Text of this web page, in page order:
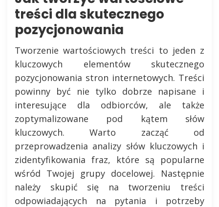
treści dla skutecznego
pozycjonowania
Tworzenie wartościowych treści to jeden z
kluczowych elementów skutecznego
pozycjonowania stron internetowych. Treści
powinny być nie tylko dobrze napisane i
interesujące dla odbiorców, ale także
zoptymalizowane pod kątem słów
kluczowych. Warto zacząć od
przeprowadzenia analizy słów kluczowych i
zidentyfikowania fraz, które są popularne
wśród Twojej grupy docelowej. Następnie
należy skupić się na tworzeniu treści
odpowiadających na pytania i potrzeby